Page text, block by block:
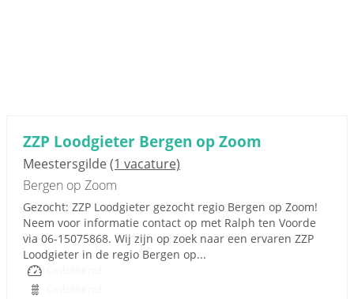
ZZP Loodgieter Bergen op Zoom
Meestersgilde(1 vacature)
Bergen op Zoom
Gezocht: ZZP Loodgieter gezocht regio Bergen op Zoom!
Neem voor informatie contact op met Ralph ten Voorde
via 06-15075868. Wij zijn op zoek naar een ervaren ZZP
Loodgieter in de regio Bergen op...